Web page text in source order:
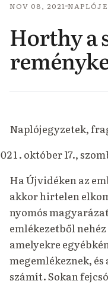
NOV 08, 2021
Horthy a
Naplójegyzetek,
október 17.,
Ha Újvidéken az
akkor hirtelen
nyomós
emlékezetből
amelyekre
megemlékeznek,
számít.Sokan